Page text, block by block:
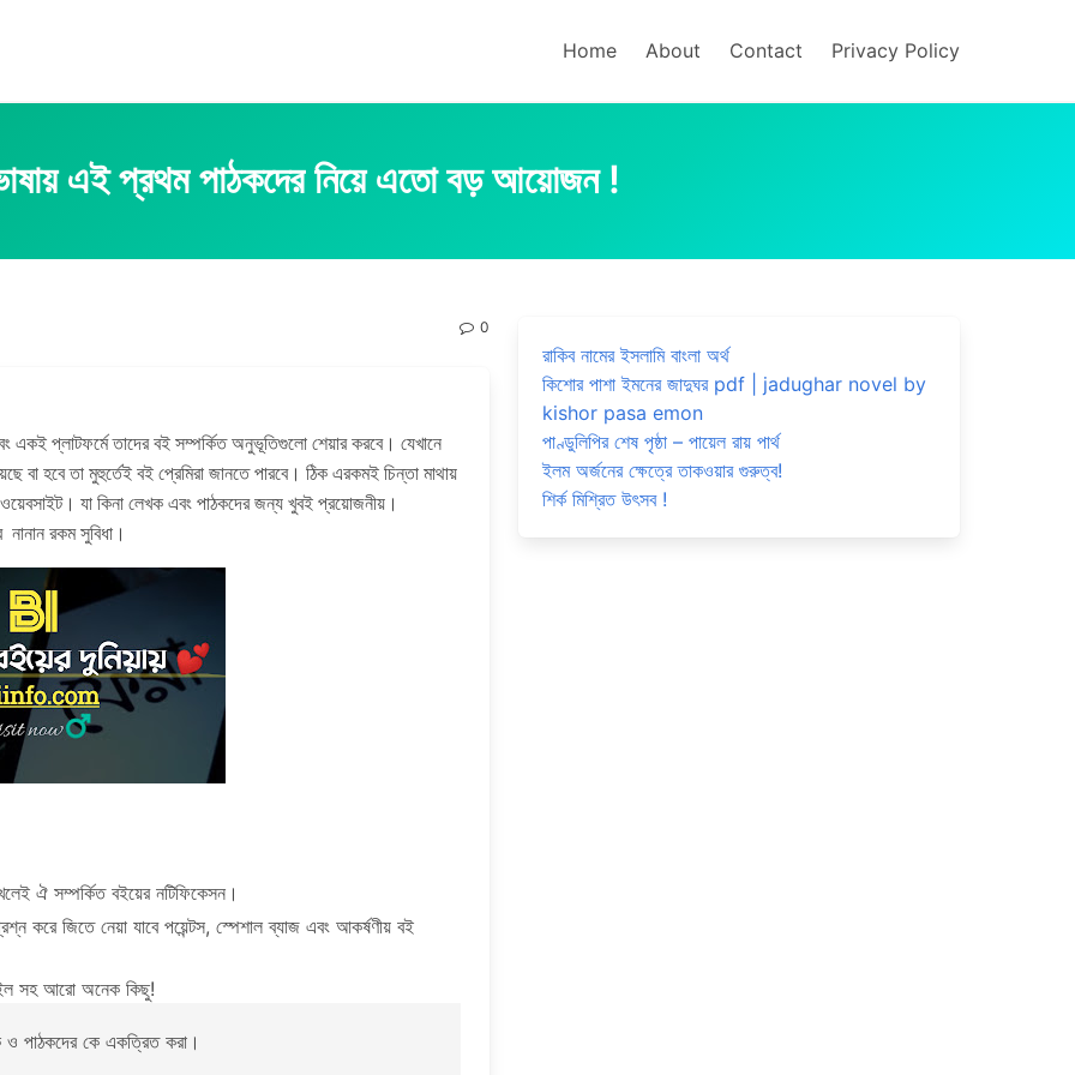
Home About Contact Privacy Policy
এই প্রথম পাঠকদের নিয়ে এতো বড় আয়োজন !
0
একই প্লাটফর্মে তাদের বই সম্পর্কিত অনুভূতিগুলো শেয়ার করবে। যেখানে
হবে তা মুহুর্তেই বই প্রেমিরা জানতে পারবে। ঠিক এরকমই চিন্তা মাথায়
ওয়েবসাইট। যা কিনা লেখক এবং পাঠকদের জন্য খুবই প্রয়োজনীয়।
নানান রকম সুবিধা।
ঐ সম্পর্কিত বইয়ের নটিফিকেসন।
করে জিতে নেয়া যাবে পয়েন্টস, স্পেশাল ব্যাজ এবং আকর্ষণীয় বই
সহ আরো অনেক কিছু!
ও পাঠকদের কে একত্রিত করা।
রাকিব নামের ইসলামি বাংলা অর্থ
কিশোর পাশা ইমনের জাদুঘর pdf | jadughar novel by
kishor pasa emon
পাণ্ডুলিপির শেষ পৃষ্ঠা – পায়েল রায় পার্থ
ইলম অর্জনের ক্ষেত্রে তাকওয়ার গুরুত্ব!
শির্ক মিশ্রিত উৎসব !